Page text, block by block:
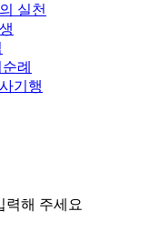
실천
례
기행
력해 주세요